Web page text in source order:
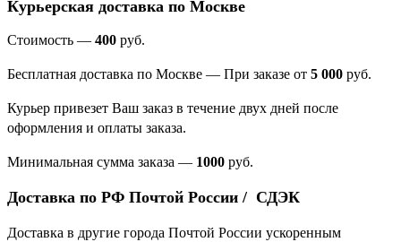
Курьерская доставка по Москве
Стоимость — 400 руб.
Бесплатная доставка по Москве — При заказе от 5 000 руб.
Курьер привезет Ваш заказ в течение двух дней после
оформления и оплаты заказа.
Минимальная сумма заказа — 1000 руб.
Доставка по РФ Почтой России / СДЭК
Доставка в другие города Почтой России ускоренным